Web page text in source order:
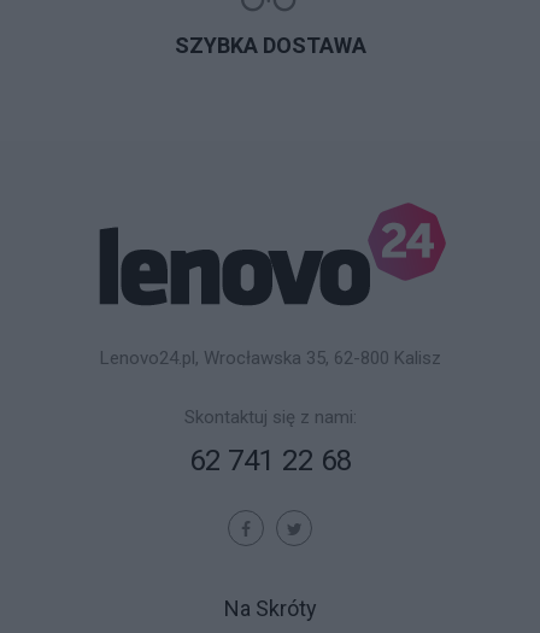
SZYBKA DOSTAWA
Lenovo24.pl, Wrocławska 35, 62-800 Kalisz
Skontaktuj się z nami:
62 741 22 68
Na Skróty